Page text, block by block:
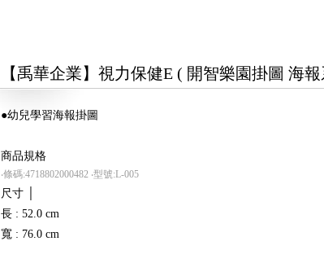
【禹華企業】視力保健E ( 開智樂園掛圖 海
●幼兒學習海報掛圖
商品規格
‧條碼:4718802000482 ‧型號:L-005
尺寸 │
長 : 52.0 cm
寬 : 76.0 cm